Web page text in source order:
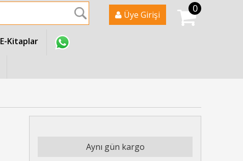
0
Üye Girişi
E-Kitaplar
Aynı gün kargo